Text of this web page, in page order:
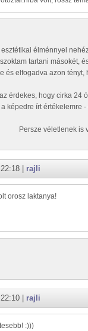
esztétikai élménnyel
tartani másokét,
és elfogadva azon
érdekes, hogy cirka 24
képedre írt értékelemre
Persze véletlenek is
22:18 | rajli
orosz laktanya!
22:10 | rajli
:)))